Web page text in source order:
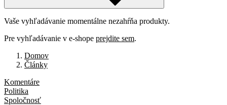
Vaše vyhľadávanie momentálne nezahŕňa produkty.
Pre vyhľadávanie v e-shope prejdite sem.
Domov
Články
Komentáre
Politika
Spoločnosť